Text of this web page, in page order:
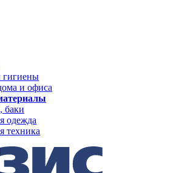
гигиены
и офиса
баки
одежда
техника